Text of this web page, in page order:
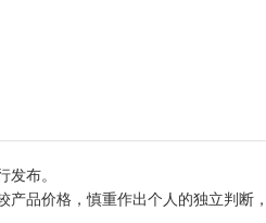
布。
品价格，慎重作出个人的独立判断